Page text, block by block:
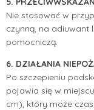
Nie stosować w
czynną, na adiuwant
pomocniczą.
6. DZIAŁANIA
Po szczepieniu
pojawia się w
cm), który może